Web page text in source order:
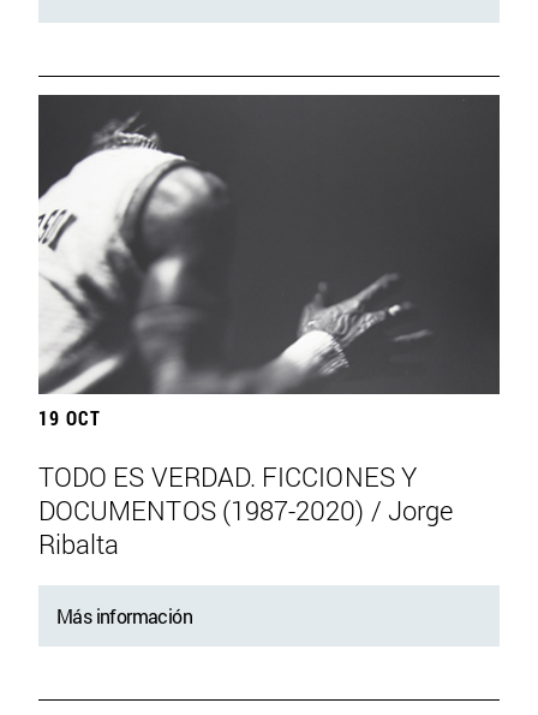
19 OCT
TODO ES VERDAD. FICCIONES Y
DOCUMENTOS (1987-2020) / Jorge
Ribalta
Más información